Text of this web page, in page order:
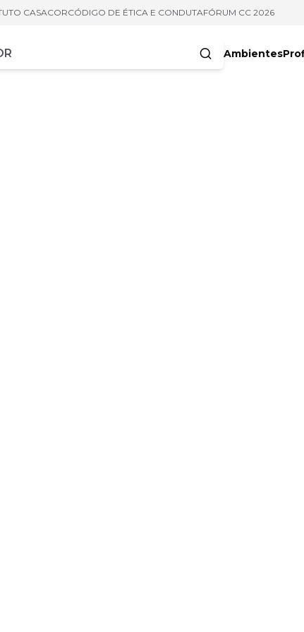
CASACORCÓDIGO DE ÉTICA E CONDUTAFÓRUM CC 2026
Ambientes